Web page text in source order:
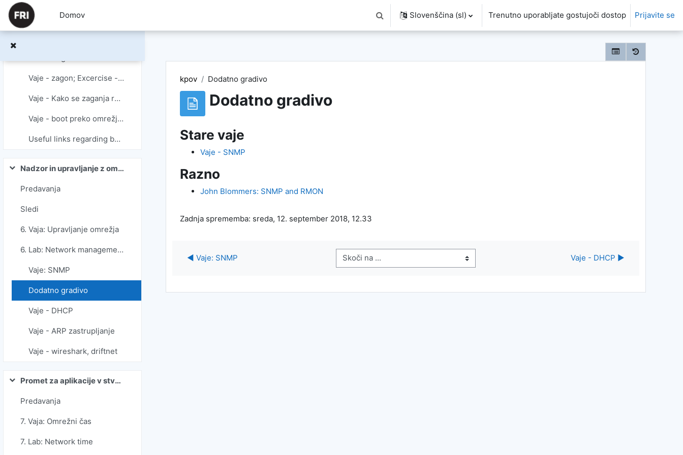
Preskoči na glavno vsebino
Domov
Preklopi iskalni vnos
Slovenščina ‎(sl)‎ Trenutno uporabljate gostujoči dostop Prijavite se
Vaje: DHCP
Vaje - zagon; Excercise - booting
Vaje - Kako se zaganja računalnik
Vaje - boot preko omrežja (boot over the network)
Useful links regarding boot
Skrči Nadzor in upravljanje z omrežji
Predavanja
Sledi
6. Vaja: Upravljanje omrežja
6. Lab: Network management
Vaje: SNMP
Dodatno gradivo
Vaje - DHCP
Vaje - ARP zastrupljanje
Vaje - wireshark, driftnet
Skrči Promet za aplikacije v stvarnem času
Predavanja
7. Vaja: Omrežni čas
7. Lab: Network time
kpov Dodatno gradivo
Dodatno gradivo
Stare vaje
Vaje - SNMP
Razno
John Blommers: SNMP and RMON
Zadnja sprememba: sreda, 12. september 2018, 12.33
◀︎ Vaje: SNMP Skoči na ... Vaje - DHCP ▶︎